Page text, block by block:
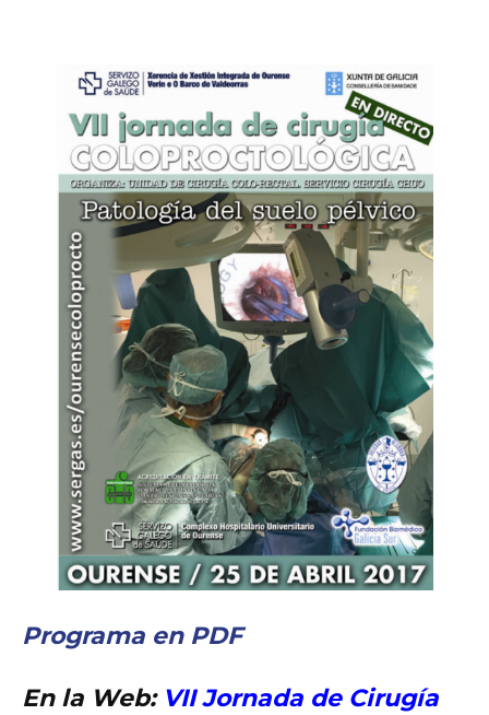
Programa en PDF
En la Web: VII Jornada de Cirugía